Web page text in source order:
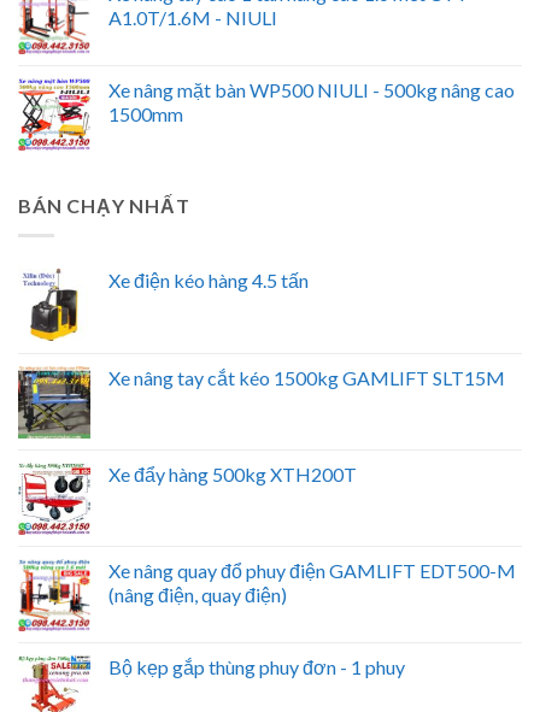
A1.0T/1.6M - NIULI
Xe nâng mặt bàn WP500 NIULI - 500kg nâng cao
1500mm
BÁN CHẠY NHẤT
Xe điện kéo hàng 4.5 tấn
Xe nâng tay cắt kéo 1500kg GAMLIFT SLT15M
Xe đẩy hàng 500kg XTH200T
Xe nâng quay đổ phuy điện GAMLIFT EDT500-M
(nâng điện, quay điện)
Bộ kẹp gắp thùng phuy đơn - 1 phuy